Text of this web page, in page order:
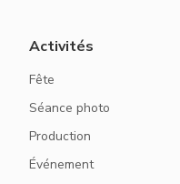
Activités
Fête
Séance photo
Production
Événement